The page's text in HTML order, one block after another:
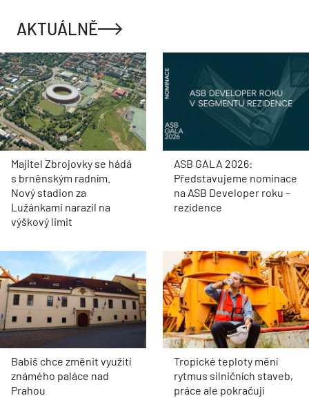
AKTUÁLNĚ
Majitel Zbrojovky se hádá
s brněnským radním.
Nový stadion za
Lužánkami narazil na
výškový limit
ASB GALA 2026:
Představujeme nominace
na ASB Developer roku –
rezidence
Babiš chce změnit využití
známého paláce nad
Prahou
Tropické teploty mění
rytmus silničních staveb,
práce ale pokračují